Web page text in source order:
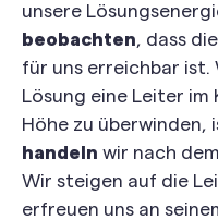
unsere
beobachten, dass
für uns erreichbar ist.
Lösung eine Leiter im
Höhe zu überwinden,
handeln wir nach
Wir steigen auf die
erfreuen uns an